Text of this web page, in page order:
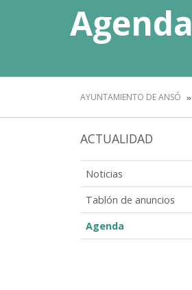
Agenda
AYUNTAMIENTO DE ANSÓ
ACTUALIDAD
Noticias
Tablón de anuncios
Agenda